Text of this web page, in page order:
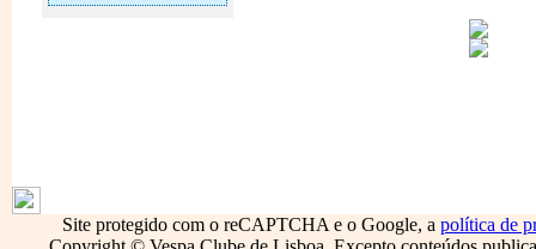
Site protegido com o reCAPTCHA e o Google, a política de